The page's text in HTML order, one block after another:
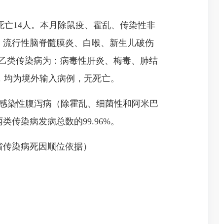
14人。本月除鼠疫、霍乱、传染性非
行性脑脊髓膜炎、白喉、新生儿破伤
类传染病为：病毒性肝炎、梅毒、肺结
为境外输入病例，无死亡。
性腹泻病（除霍乱、细菌性和阿米巴
传染病发病总数的99.96%。
染病死因顺位依据）